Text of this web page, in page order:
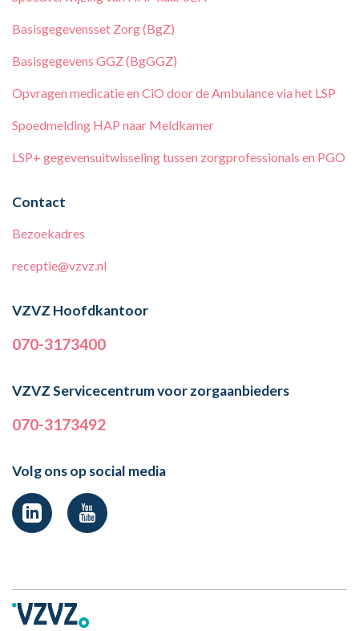
Basisgegevensset Zorg (BgZ)
Basisgegevens GGZ (BgGGZ)
Opvragen medicatie en CiO door de Ambulance via het LSP
Spoedmelding HAP naar Meldkamer
LSP+ gegevensuitwisseling tussen zorgprofessionals en PGO
Contact
Bezoekadres
receptie@vzvz.nl
VZVZ Hoofdkantoor
070-3173400
VZVZ Servicecentrum voor zorgaanbieders
070-3173492
Volg ons op social media